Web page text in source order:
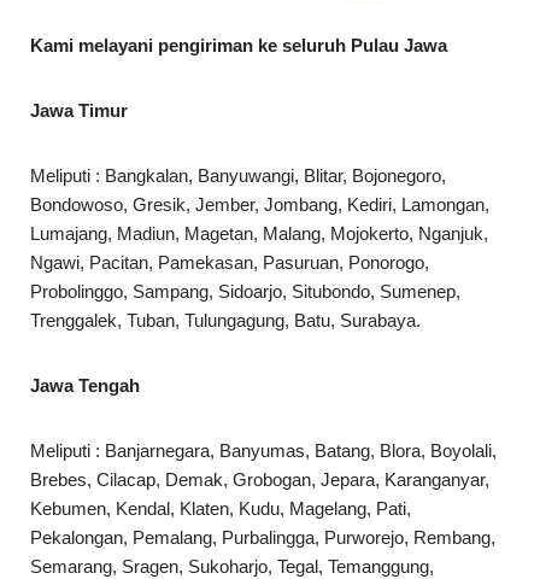
Kami melayani pengiriman ke seluruh Pulau Jawa
Jawa Timur
Meliputi : Bangkalan, Banyuwangi, Blitar, Bojonegoro,
Bondowoso, Gresik, Jember, Jombang, Kediri, Lamongan,
Lumajang, Madiun, Magetan, Malang, Mojokerto, Nganjuk,
Ngawi, Pacitan, Pamekasan, Pasuruan, Ponorogo,
Probolinggo, Sampang, Sidoarjo, Situbondo, Sumenep,
Trenggalek, Tuban, Tulungagung, Batu, Surabaya.
Jawa Tengah
Meliputi : Banjarnegara, Banyumas, Batang, Blora, Boyolali,
Brebes, Cilacap, Demak, Grobogan, Jepara, Karanganyar,
Kebumen, Kendal, Klaten, Kudu, Magelang, Pati,
Pekalongan, Pemalang, Purbalingga, Purworejo, Rembang,
Semarang, Sragen, Sukoharjo, Tegal, Temanggung,